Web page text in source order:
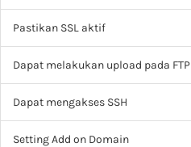
Pastikan SSL aktif
Dapat melakukan upload pada FTP
Dapat mengakses SSH
Setting Add on Domain